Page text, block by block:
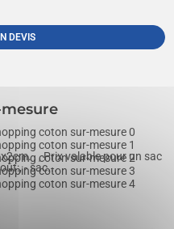
DEVIS
, , Prix valable pour un sac
- sac...